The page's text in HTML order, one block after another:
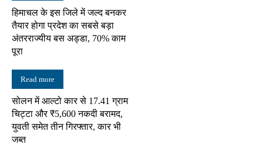
हिमाचल के इस जिले में जल्द बनकर
तैयार होगा प्रदेश का सबसे बड़ा
अंतरराज्यीय बस अड्डा, 70% काम
पूरा
Read more
सोलन में आल्टो कार से 17.41 ग्राम
चिट्टा और ₹5,600 नकदी बरामद,
युवती समेत तीन गिरफ्तार, कार भी
जब्त